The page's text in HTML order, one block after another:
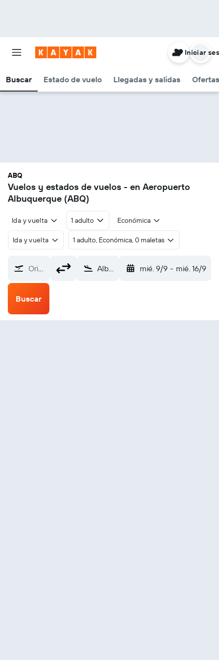
Buscar Estado de vuelo Llegadas y salidas Ofertas
Iniciar
ABQ
Vuelos y estados de vuelos - en Aeropuerto
Albuquerque (ABQ)
Ida y vuelta 1 adulto Económica
Ida y vuelta 1 adulto, Económica, 0 maletas
Origen Albuquerque (ABQ) mié. 9/9 - mié. 16/9
Buscar